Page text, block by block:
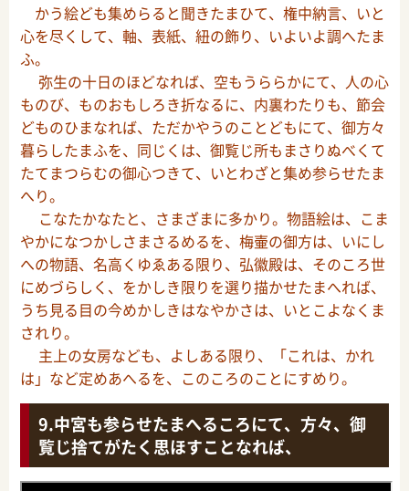
かう絵ども集めらると聞きたまひて、権中納言、いと
心を尽くして、軸、表紙、紐の飾り、いよいよ調へたま
ふ。
弥生の十日のほどなれば、空もうららかにて、人の心
ものび、ものおもしろき折なるに、内裏わたりも、節会
どものひまなれば、ただかやうのことどもにて、御方々
暮らしたまふを、同じくは、御覧じ所もまさりぬべくて
たてまつらむの御心つきて、いとわざと集め参らせたま
へり。
こなたかなたと、さまざまに多かり。物語絵は、こま
やかになつかしさまさるめるを、梅壷の御方は、いにし
への物語、名高くゆゑある限り、弘徽殿は、そのころ世
にめづらしく、をかしき限りを選り描かせたまへれば、
うち見る目の今めかしきはなやかさは、いとこよなくま
されり。
主上の女房なども、よしある限り、「これは、かれ
は」など定めあへるを、このころのことにすめり。
中宮も参らせたまへるころにて、方々、御
覧じ捨てがたく思ほすことなれば、